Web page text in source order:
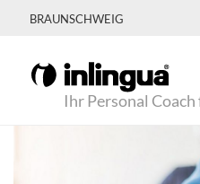
BRAUNSCHWEIG
Ihr Personal